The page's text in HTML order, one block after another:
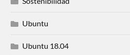
Ubuntu
Ubuntu 18.04